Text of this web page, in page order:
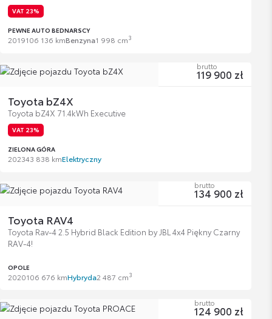
VAT 23%
PEWNE AUTO BEDNARSCY
2019106 136 kmBenzyna1 998 cm3
Toyota bZ4X
Toyota bZ4X 71.4kWh Executive
VAT 23%
ZIELONA GÓRA
202343 838 kmElektryczny
brutto
119 900 zł
Toyota RAV4
Toyota Rav-4 2.5 Hybrid Black Edition by JBL 4x4 Piękny Czarny
RAV-4!
OPOLE
2020106 676 kmHybryda2 487 cm3
brutto
134 900 zł
brutto
124 900 zł